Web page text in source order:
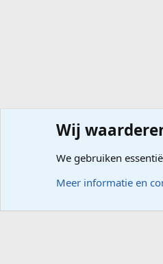
Forums
Wij
We gebruiken
Meer informatie en